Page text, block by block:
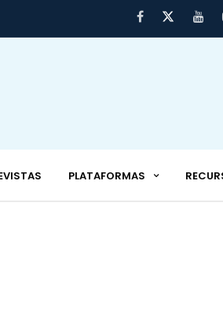
PLATAFORMAS